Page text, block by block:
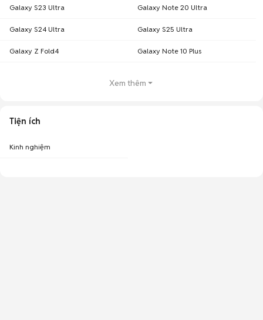
Galaxy S23 Ultra Galaxy Note 20 Ultra
Galaxy S24 Ultra Galaxy S25 Ultra
Galaxy Z Fold4 Galaxy Note 10 Plus
Xem thêm
Tiện ích
Kinh nghiệm